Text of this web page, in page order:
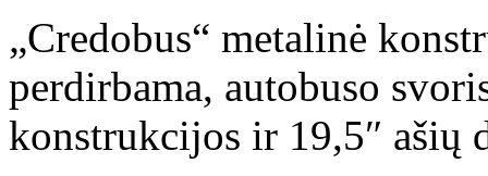
„Credobus“ metalinė
perdirbama, autobuso
konstrukcijos ir 19,5″ ašių